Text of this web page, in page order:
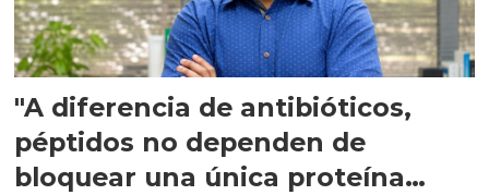
"A diferencia de antibióticos,
péptidos no dependen de
bloquear una única proteína